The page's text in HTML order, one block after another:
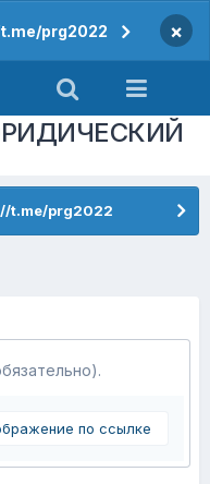
prg2022 ×
t.me/prg2022
по ссылке